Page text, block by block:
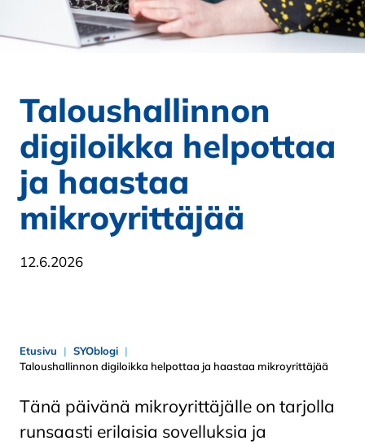
Taloushallinnon
digiloikka helpottaa
ja haastaa
mikroyrittäjää
12.6.2026
Etusivu
SYOblogi
Taloushallinnon digiloikka helpottaa ja haastaa mikroyrittäjää
Tänä päivänä mikroyrittäjälle on tarjolla
runsaasti erilaisia sovelluksia ja